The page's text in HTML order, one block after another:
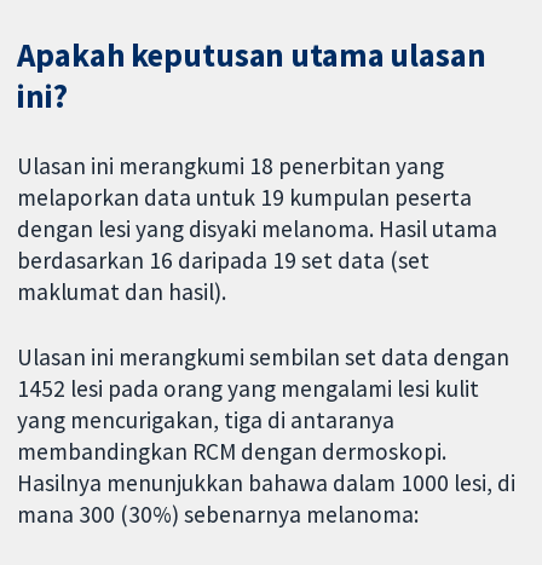
Apakah keputusan utama ulasan
ini?
Ulasan ini merangkumi 18 penerbitan yang
melaporkan data untuk 19 kumpulan peserta
dengan lesi yang disyaki melanoma. Hasil utama
berdasarkan 16 daripada 19 set data (set
maklumat dan hasil).
Ulasan ini merangkumi sembilan set data dengan
1452 lesi pada orang yang mengalami lesi kulit
yang mencurigakan, tiga di antaranya
membandingkan RCM dengan dermoskopi.
Hasilnya menunjukkan bahawa dalam 1000 lesi, di
mana 300 (30%) sebenarnya melanoma: